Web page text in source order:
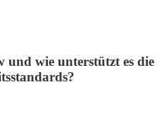
und wie unterstützt es die